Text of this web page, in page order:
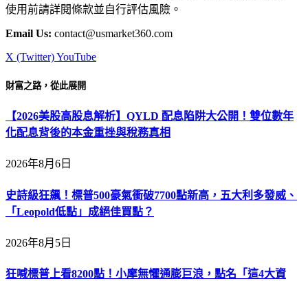
使用前請詳閱條款並自行評估風險。
Email Us: contact@usmarket360.com
X (Twitter)YouTube
財富之路，從此展開
【2026美股高股息解析】QYLD 配息陷阱大公開！雙位數年
化配息背後的本金重挫與稅務真相
2026年8月6日
史詩級狂飆！標普500豪氣衝破7700點新高，五大利多發威、
「Leopold低點」成絕佳買點？
2026年8月5日
狂喊標普上看8200點！小摩無懼通膨巨浪，點名「這4大資